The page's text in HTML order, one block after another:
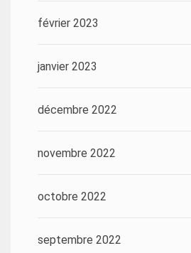
février 2023
janvier 2023
décembre 2022
novembre 2022
octobre 2022
septembre 2022